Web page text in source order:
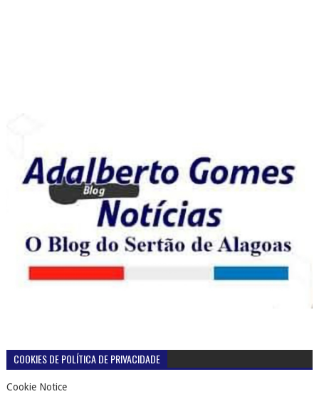
COOKIES DE POLÍTICA DE PRIVACIDADE
Cookie Notice